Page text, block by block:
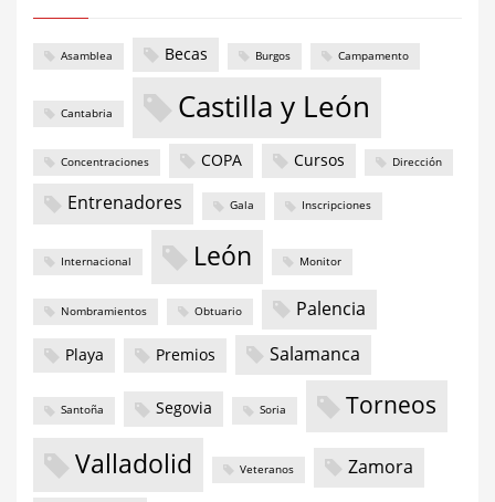
Asamblea Becas Burgos Campamento
Cantabria Castilla y León
Concentraciones COPA Cursos Dirección
Entrenadores Gala Inscripciones
Internacional León Monitor
Nombramientos Obtuario Palencia
Playa Premios Salamanca
Santoña Segovia Soria Torneos
Valladolid Veteranos Zamora